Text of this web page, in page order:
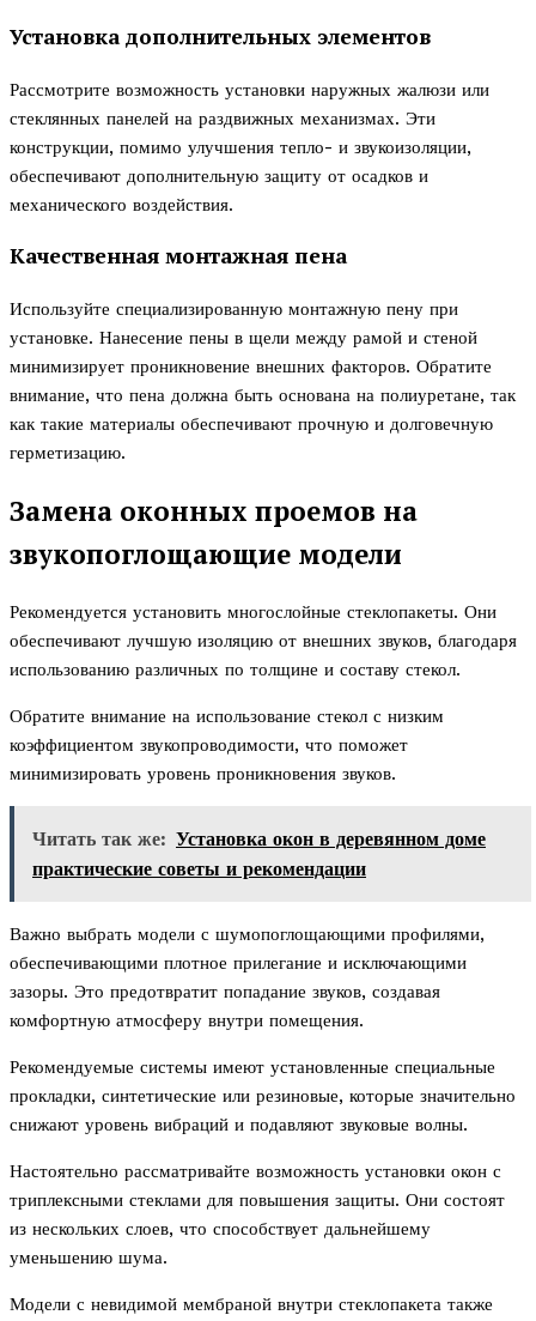
Установка дополнительных элементов
Рассмотрите возможность установки наружных жалюзи или
стеклянных панелей на раздвижных механизмах. Эти
конструкции, помимо улучшения тепло- и звукоизоляции,
обеспечивают дополнительную защиту от осадков и
механического воздействия.
Качественная монтажная пена
Используйте специализированную монтажную пену при
установке. Нанесение пены в щели между рамой и стеной
минимизирует проникновение внешних факторов. Обратите
внимание, что пена должна быть основана на полиуретане, так
как такие материалы обеспечивают прочную и долговечную
герметизацию.
Замена оконных проемов на
звукопоглощающие модели
Рекомендуется установить многослойные стеклопакеты. Они
обеспечивают лучшую изоляцию от внешних звуков, благодаря
использованию различных по толщине и составу стекол.
Обратите внимание на использование стекол с низким
коэффициентом звукопроводимости, что поможет
минимизировать уровень проникновения звуков.
Читать так же: Установка окон в деревянном доме
практические советы и рекомендации
Важно выбрать модели с шумопоглощающими профилями,
обеспечивающими плотное прилегание и исключающими
зазоры. Это предотвратит попадание звуков, создавая
комфортную атмосферу внутри помещения.
Рекомендуемые системы имеют установленные специальные
прокладки, синтетические или резиновые, которые значительно
снижают уровень вибраций и подавляют звуковые волны.
Настоятельно рассматривайте возможность установки окон с
триплексными стеклами для повышения защиты. Они состоят
из нескольких слоев, что способствует дальнейшему
уменьшению шума.
Модели с невидимой мембраной внутри стеклопакета также